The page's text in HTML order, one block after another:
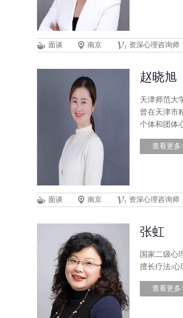
面谈 南京 资深心理咨询师
赵晓旭
天津师范大
曾在天津市
个体和团体
查看更多
面谈 南京 资深心理咨询师
张虹
国家二级心
擅长疗法:心
查看更多